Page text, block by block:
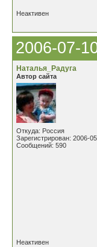
Неактивен
2006-07-
Наталья_Радуга
Автор сайта
Откуда: Россия
Зарегистрирован: 2006-
Сообщений: 590
Неактивен